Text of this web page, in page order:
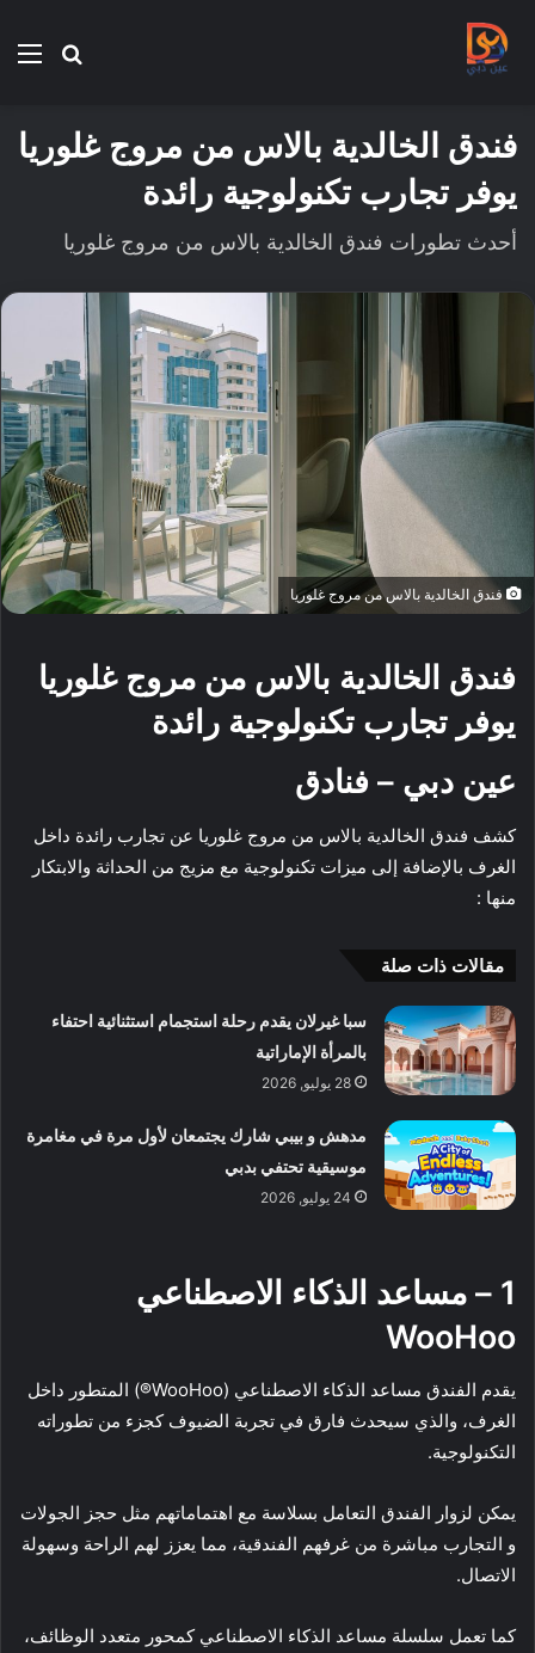
بحث
فندق الخالدية بالاس من مروج غلوريا
يوفر تجارب تكنولوجية رائدة
أحدث تطورات فندق الخالدية بالاس من مروج غلوريا
فندق الخالدية بالاس من مروج غلوريا
فندق الخالدية بالاس من مروج غلوريا
يوفر تجارب تكنولوجية رائدة
عين دبي – فنادق
كشف فندق الخالدية بالاس من مروج غلوريا عن تجارب رائدة داخل
الغرف بالإضافة إلى ميزات تكنولوجية مع مزيج من الحداثة والابتكار
منها :
مقالات ذات صلة
سبا غيرلان يقدم رحلة استجمام استثنائية احتفاء
بالمرأة الإماراتية
28 يوليو, 2026
مدهش و بيبي شارك يجتمعان لأول مرة في مغامرة
موسيقية تحتفي بدبي
24 يوليو, 2026
1 – مساعد الذكاء الاصطناعي
WooHoo
يقدم الفندق مساعد الذكاء الاصطناعي (WooHoo®) المتطور داخل
الغرف، والذي سيحدث فارق في تجربة الضيوف كجزء من تطوراته
التكنولوجية.
يمكن لزوار الفندق التعامل بسلاسة مع اهتماماتهم مثل حجز الجولات
و التجارب مباشرة من غرفهم الفندقية، مما يعزز لهم الراحة وسهولة
الاتصال.
كما تعمل سلسلة مساعد الذكاء الاصطناعي كمحور متعدد الوظائف،